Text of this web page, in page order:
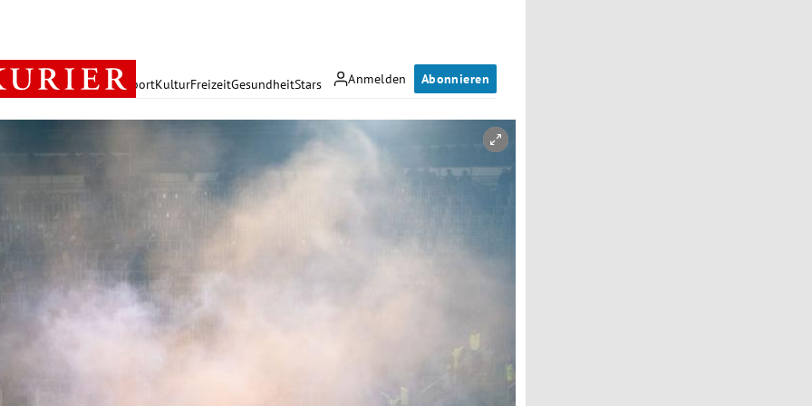
Anmelden Abonnieren
PolitikWirtschaft SportKulturFreizeitGesundheitStars